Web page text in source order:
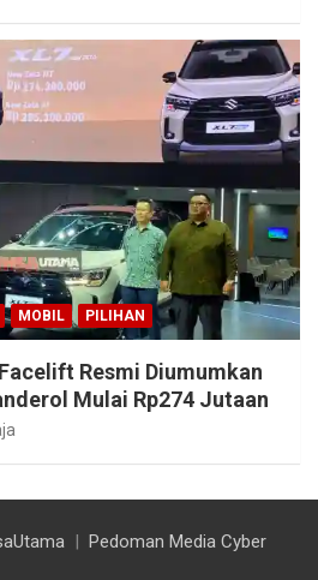
MOBIL PILIHAN
Resmi Diumumkan
Mulai Rp274 Jutaan
Pedoman Media Cyber